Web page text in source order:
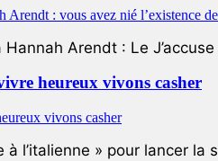
Arendt : Le
heureux vivons casher
à l’italienne » pour lancer la